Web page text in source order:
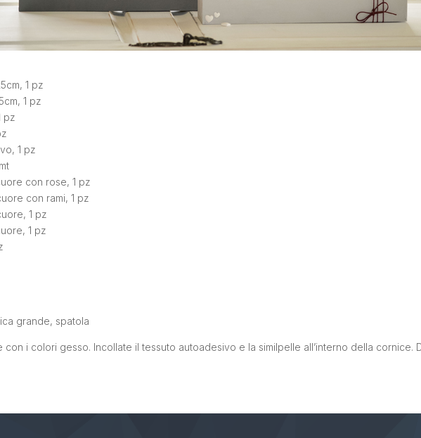
1 pz
1 pz
pz
1 pz
con rose, 1 pz
con rami, 1 pz
1 pz
1 pz
grande, spatola
con i colori gesso. Incollate il tessuto autoadesivo e la similpelle all’interno della